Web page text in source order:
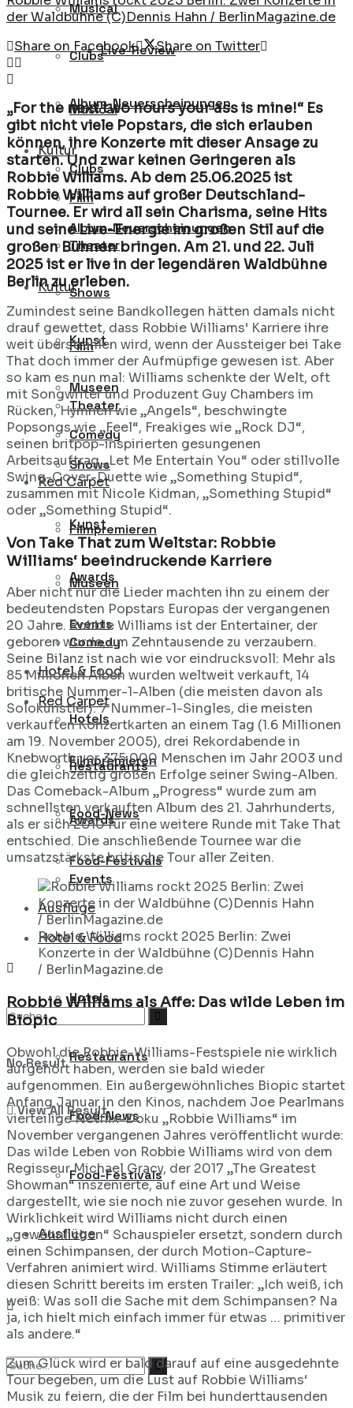
Live-Review
Musical
Clubs
Album-Neuerscheinungen
Kultur
Film
Theater
Shows
Kunst
Museen
Comedy
Red Carpet
Filmpremieren
Awards
Events
Hotel & Food
Hotels
Restaurants
Food-News
Food-Festivals
Ausflüge
Musical
Clubs
Album-Neuerscheinungen
Kultur
Film
Theater
Shows
Kunst
Museen
Comedy
Red Carpet
Filmpremieren
Awards
Events
Hotel & Food
Hotels
Restaurants
Food-News
Food-Festivals
Ausflüge
No Result
View All Result
der Waldbühne (C)Dennis Hahn / BerlinMagazine.de
Share on Facebook
Share on Twitter
„For the next two hours your ass is mine!“ Es
gibt nicht viele Popstars, die sich erlauben
können, ihre Konzerte mit dieser Ansage zu
starten. Und zwar keinen Geringeren als
Robbie Williams. Ab dem 25.06.2025 ist
Robbie Williams auf großer Deutschland-
Tournee. Er wird all sein Charisma, seine Hits
und seine Live-Energie im großen Stil auf die
großen Bühnen bringen. Am 21. und 22. Juli
2025 ist er live in der legendären Waldbühne
Berlin zu erleben.
Zumindest seine Bandkollegen hätten damals nicht
drauf gewettet, dass Robbie Williams‘ Karriere ihre
weit überstrahlen wird, wenn der Aussteiger bei Take
That doch immer der Aufmüpfige gewesen ist. Aber
so kam es nun mal: Williams schenkte der Welt, oft
mit Songwriter und Produzent Guy Chambers im
Rücken, Hymnen wie „Angels“, beschwingte
Popsongs wie „Feel“, Freakiges wie „Rock DJ“,
seinen britpop-inspirierten gesungenen
Arbeitsauftrag „Let Me Entertain You“ oder stillvolle
Swing-Cover-Duette wie „Something Stupid“,
zusammen mit Nicole Kidman, „Something Stupid“
oder „Something Stupid“.
Von Take That zum Weltstar: Robbie
Williams‘ beeindruckende Karriere
Aber nicht nur die Lieder machten ihn zu einem der
bedeutendsten Popstars Europas der vergangenen
20 Jahre. Robbie Williams ist der Entertainer, der
geboren wurde, um Zehntausende zu verzaubern.
Seine Bilanz ist nach wie vor eindrucksvoll: Mehr als
85 Millionen Alben wurden weltweit verkauft, 14
britische Nummer-1-Alben (die meisten davon als
Solokünstler): 7 Nummer-1-Singles, die meisten
verkauften Konzertkarten an einem Tag (1.6 Millionen
am 19. November 2005), drei Rekordabende in
Knebworth vor 375.000 Menschen im Jahr 2003 und
die gleichzeitig großen Erfolge seiner Swing-Alben.
Das Comeback-Album „Progress“ wurde zum am
schnellsten verkauften Album des 21. Jahrhunderts,
als er sich 2010 für eine weitere Runde mit Take That
entschied. Die anschließende Tournee war die
umsatzstärkste britische Tour aller Zeiten.
Robbie Williams rockt 2025 Berlin: Zwei
Konzerte in der Waldbühne (C)Dennis Hahn
/ BerlinMagazine.de
Robbie Williams als Affe: Das wilde Leben im
Biopic
Obwohl die Robbie-Williams-Festspiele nie wirklich
aufgehört haben, werden sie bald wieder
aufgenommen. Ein außergewöhnliches Biopic startet
Anfang Januar in den Kinos, nachdem Joe Pearlmans
vierteilige Netflix-Doku „Robbie Williams“ im
November vergangenen Jahres veröffentlicht wurde:
Das wilde Leben von Robbie Williams wird von dem
Regisseur Michael Gracy, der 2017 „The Greatest
Showman“ inszenierte, auf eine Art und Weise
dargestellt, wie sie noch nie zuvor gesehen wurde. In
Wirklichkeit wird Williams nicht durch einen
„gewöhnlichen“ Schauspieler ersetzt, sondern durch
einen Schimpansen, der durch Motion-Capture-
Verfahren animiert wird. Williams Stimme erläutert
diesen Schritt bereits im ersten Trailer: „Ich weiß, ich
weiß: Was soll die Sache mit dem Schimpansen? Na
ja, ich hielt mich einfach immer für etwas … primitiver
als andere.“
Zum Glück wird er bald darauf auf eine ausgedehnte
Tour begeben, um die Lust auf Robbie Williams‘
Musik zu feiern, die der Film bei hunderttausenden